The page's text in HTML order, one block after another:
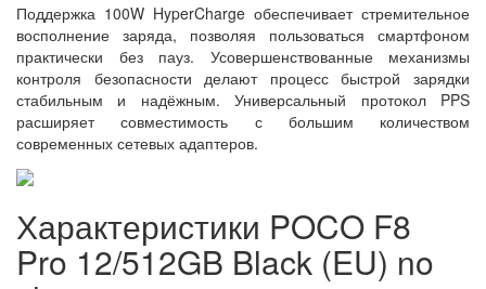
Поддержка 100W HyperCharge обеспечивает стремительное
восполнение заряда, позволяя пользоваться смартфоном
практически без пауз. Усовершенствованные механизмы
контроля безопасности делают процесс быстрой зарядки
стабильным и надёжным. Универсальный протокол PPS
расширяет совместимость с большим количеством
современных сетевых адаптеров.
Характеристики POCO F8
Pro 12/512GB Black (EU) no